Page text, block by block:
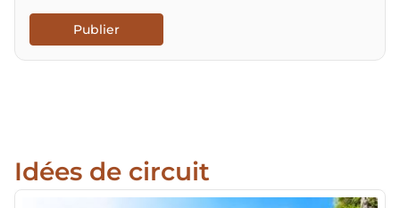
Publier
Idées de circuit